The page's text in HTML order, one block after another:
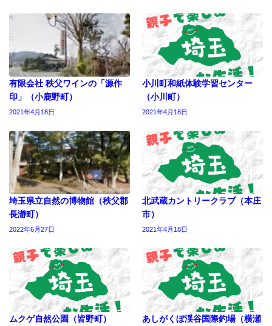
有限会社 秩父ワインの「源作
印」（小鹿野町）
2021年4月18日
小川町和紙体験学習センター
（小川町）
2021年4月18日
埼玉県立自然の博物館（秩父郡
長瀞町）
2022年6月27日
北武蔵カントリークラブ（本庄
市）
2021年4月18日
ムクゲ自然公園（皆野町）
あしがくぼ渓谷国際釣場（横瀬